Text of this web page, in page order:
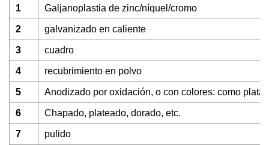
1 Galjanoplastia de zinc/níquel/cromo
2 galvanizado en caliente
3 cuadro
4 recubrimiento en polvo
5 Anodizado por oxidación, o con colores: como plata,
6 Chapado, plateado, dorado, etc.
7 pulido